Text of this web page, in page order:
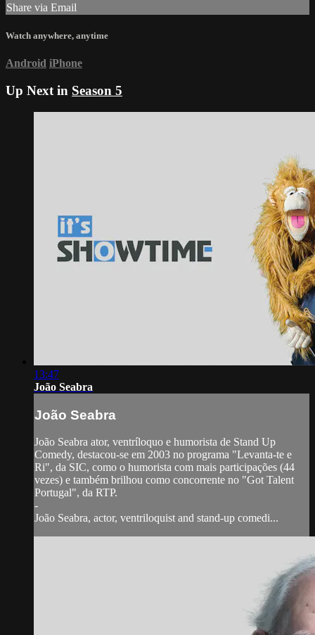
Share via Email
Watch anywhere, anytime
Android iPhone
Up Next in Season 5
13:47
João Seabra
João Seabra
João Seabra ator, ventríloquo e humorista de Stand Up
Comedy, destacou-se em 2003 no programa "Levanta-te e
Ri", da SIC, como o humorista com mais participações (44
vezes) e também brilhou como concorrente no "Got Talent
Portugal", da RTP.
-
João Seabra, actor, ventriloquist and stand-up comedi...